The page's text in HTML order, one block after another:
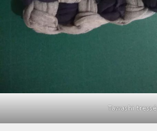
Tawashi tressé